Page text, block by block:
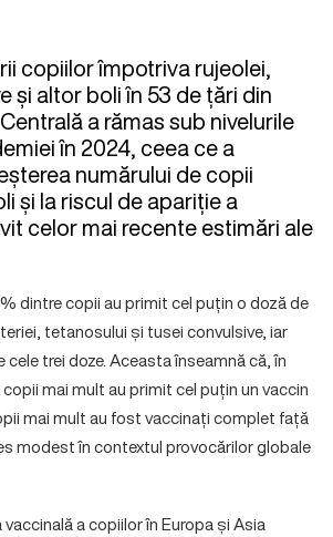
copiilor împotriva rujeolei,
și altor boli în 53 de țări din
a rămas sub nivelurile
în 2024, ceea ce a
numărului de copii
și la riscul de apariție a
celor mai recente estimări ale
dintre copii au primit cel puțin o doză de
tetanosului și tusei convulsive, iar
trei doze. Aceasta înseamnă că, în
copii mai mult au primit cel puțin un vaccin
mai mult au fost vaccinați complet față
modest în contextul provocărilor globale
a copiilor în Europa și Asia